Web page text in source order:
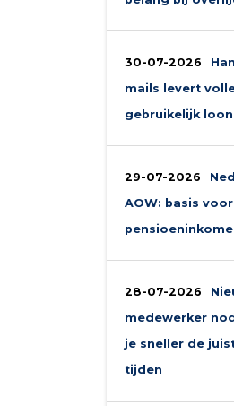
30-07-2026
mails levert
gebruikelijk
29-07-2026
AOW: basis
28-07-2026
medewerker
je sneller de
tijden